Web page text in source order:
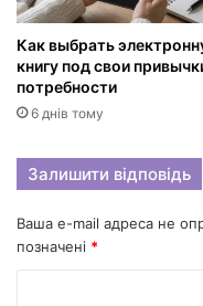
Как выбрать
книгу под свои
потребности
6 днів тому
Залишити відповідь
Ваша e-mail адреса не
позначені *